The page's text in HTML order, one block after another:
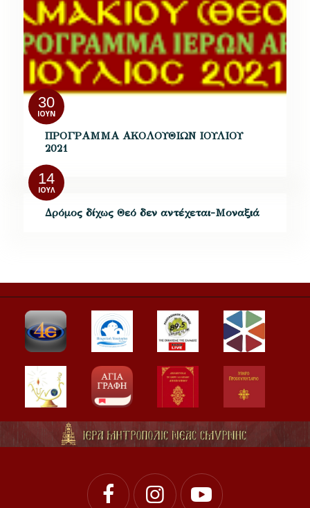
30
ΙΟΎΝ
ΠΡΟΓΡΑΜΜΑ ΑΚΟΛΟΥΘΙΩΝ ΙΟΥΛΙΟΥ
2021
14
ΙΟΎΛ
Δρόμος δίχως Θεό δεν αντέχεται-Μοναξιά